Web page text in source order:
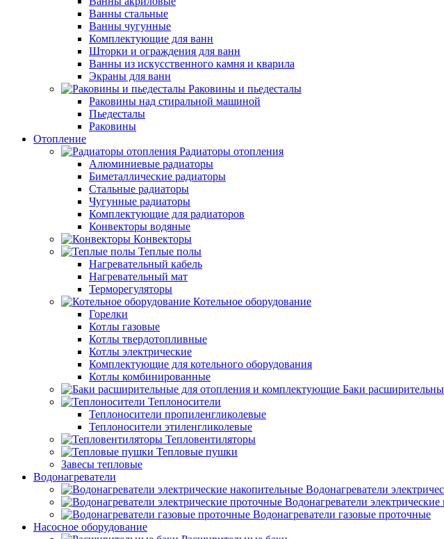
Ванны стальные
Ванны чугунные
Комплектующие для ванн
Шторки и ограждения для ванн
Ванны из искусственного камня и кварила
Экраны для ванн
Раковины и пьедесталы
Раковины над стиральной машиной
Пьедесталы
Раковины
Отопление
Радиаторы отопления
Алюминиевые радиаторы
Биметаллические радиаторы
Стальные радиаторы
Чугунные радиаторы
Комплектующие для радиаторов
Конвекторы водяные
Конвекторы
Теплые полы
Нагревательный кабель
Нагревательный мат
Терморегуляторы
Котельное оборудование
Горелки
Котлы газовые
Котлы твердотопливные
Котлы электрические
Комплектующие для котельного оборудования
Котлы комбинированные
Баки
Теплоносители
Теплоносители пропиленгликолевые
Теплоносители этиленгликолевые
Тепловентиляторы
Тепловые пушки
Завесы тепловые
Водонагреватели
Водонагреватели
Водонагреватели
Водонагреватели газовые проточные
Насосное оборудование